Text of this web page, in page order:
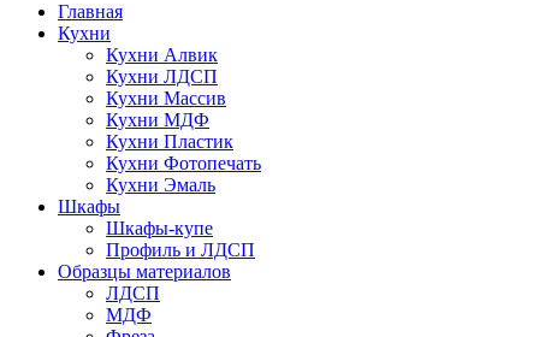
Главная
Кухни
Кухни Алвик
Кухни ЛДСП
Кухни Массив
Кухни МДФ
Кухни Пластик
Кухни Фотопечать
Кухни Эмаль
Шкафы
Шкафы-купе
Профиль и ЛДСП
Образцы материалов
ЛДСП
МДФ